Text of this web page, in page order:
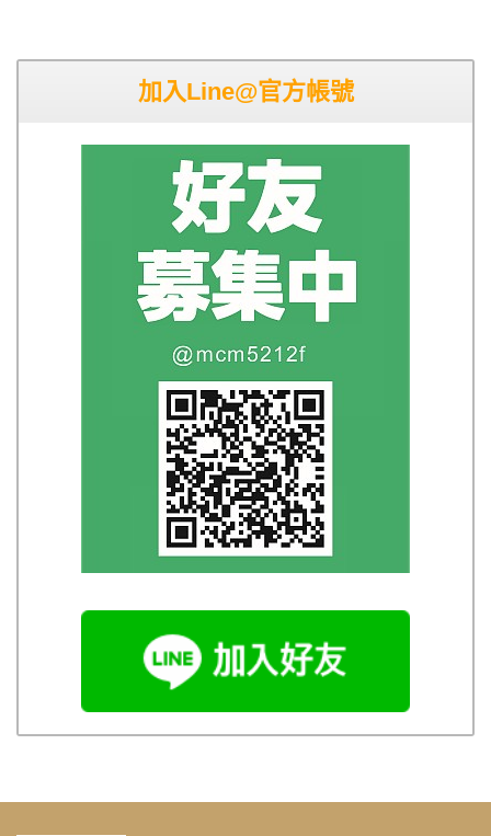
加入Line@官方帳號